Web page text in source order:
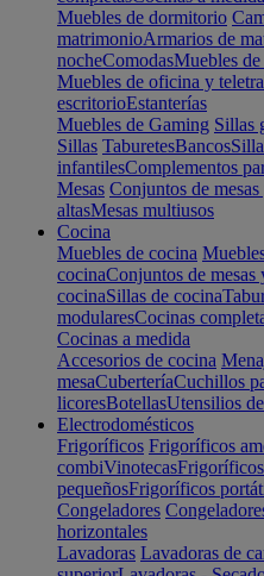
Muebles de dormitorio
matrimonioArmarios de
nocheComodasMuebles
Muebles de oficina y
escritorioEstanterías
Muebles de Gaming Sillas
Sillas TaburetesBancos
infantilesComplementos
Mesas Conjuntos de
altasMesas multiusos
Cocina
Muebles de cocina
cocinaConjuntos de mesas
cocinaSillas de cocina
modularesCocinas
Cocinas a medida
Accesorios de cocina
mesaCuberteríaCuchillos
licoresBotellasUtensilios
Electrodomésticos
Frigoríficos Frigoríficos
combiVinotecas
pequeñosFrigoríficos
Congeladores
horizontales
Lavadoras Lavadoras de